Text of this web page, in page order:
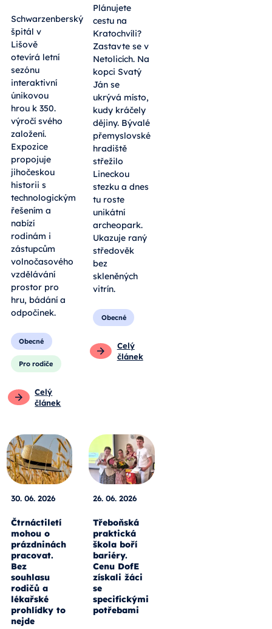
Schwarzenberský
špitál v
Lišově
otevírá letní
sezónu
interaktivní
únikovou
hrou k 350.
výročí svého
založení.
Expozice
propojuje
jihočeskou
historii s
technologickým
řešením a
nabízí
rodinám i
zástupcům
volnočasového
vzdělávání
prostor pro
hru, bádání a
odpočinek.
Obecné
Pro rodiče
Celý
článek
Plánujete
cestu na
Kratochvíli?
Zastavte se v
Netolicích. Na
kopci Svatý
Ján se
ukrývá místo,
kudy kráčely
dějiny. Bývalé
přemyslovské
hradiště
střežilo
Lineckou
stezku a dnes
tu roste
unikátní
archeopark.
Ukazuje raný
středověk
bez
skleněných
vitrín.
Obecné
Celý
článek
30. 06. 2026
Čtrnáctiletí
mohou o
prázdninách
pracovat.
Bez
souhlasu
rodičů a
lékařské
prohlídky to
nejde
26. 06. 2026
Třeboňská
praktická
škola boří
bariéry.
Cenu DofE
získali žáci
se
specifickými
potřebami